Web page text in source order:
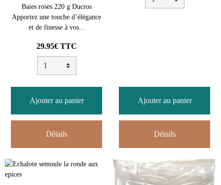
Baies roses 220 g Ducros
Apportez une touche d’élégance
et de finesse à vos...
29.95€ TTC
Ajouter au panier
Détails
Ajouter au panier
Détails